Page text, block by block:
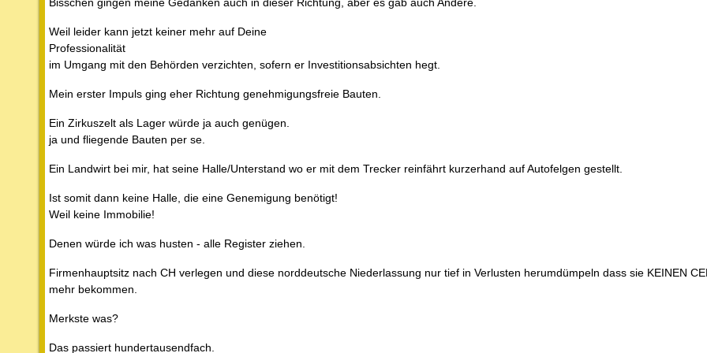
Bisschen gingen meine Gedanken auch in dieser Richtung, aber es gab auch Andere.
Weil leider kann jetzt keiner mehr auf Deine
Professionalität
im Umgang mit den Behörden verzichten, sofern er Investitionsabsichten hegt.
Mein erster Impuls ging eher Richtung genehmigungsfreie Bauten.
Ein Zirkuszelt als Lager würde ja auch genügen.
ja und fliegende Bauten per se.
Ein Landwirt bei mir, hat seine Halle/Unterstand wo er mit dem Trecker reinfährt kurzerhand auf Autofelgen gestellt.
Ist somit dann keine Halle, die eine Genemigung benötigt!
Weil keine Immobilie!
Denen würde ich was husten - alle Register ziehen.
Firmenhauptsitz nach CH verlegen und diese norddeutsche Niederlassung nur tief in Verlusten herumdümpeln dass sie KEINEN
mehr bekommen.
Merkste was?
Das passiert hundertausendfach.